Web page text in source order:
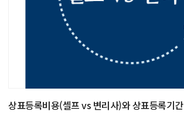
상표등록비용(셀프 vs 변리사)와 상표등록기간